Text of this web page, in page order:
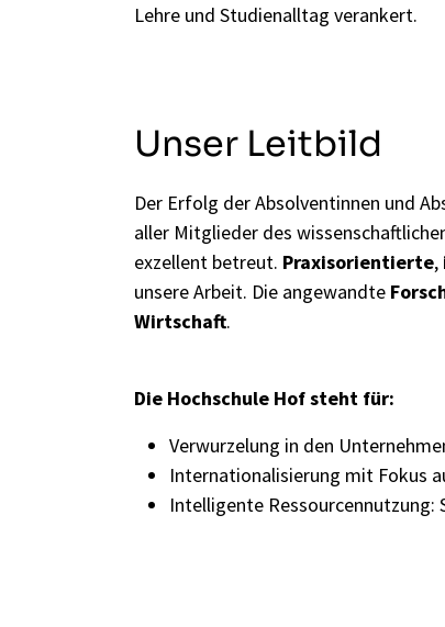
Lehre und Studienalltag verankert.
Unser Leitbild
Der Erfolg der Absolventinnen und
aller Mitglieder des
exzellent betreut. Praxisorientierte,
unsere Arbeit. Die angewandte
Wirtschaft.
Die Hochschule Hof steht für:
Verwurzelung in den
Internationalisierung mit Fokus
Intelligente Ressourcennutzung: